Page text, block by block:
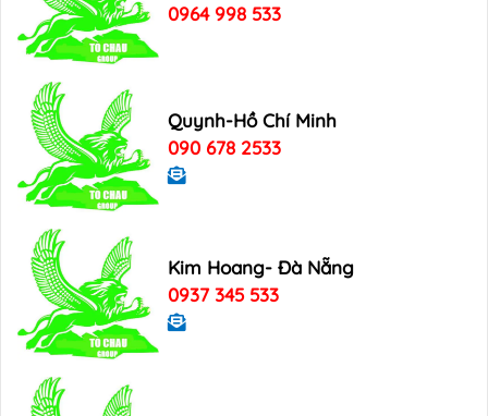
0964 998 533
Quynh-Hồ Chí Minh
090 678 2533
Kim Hoang- Đà Nẵng
0937 345 533